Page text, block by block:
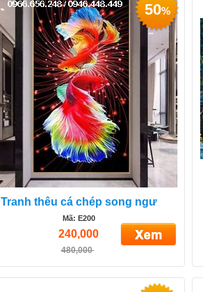
Tranh thêu cá chép song ngư
Mã: E200
240,000
480,000
50%